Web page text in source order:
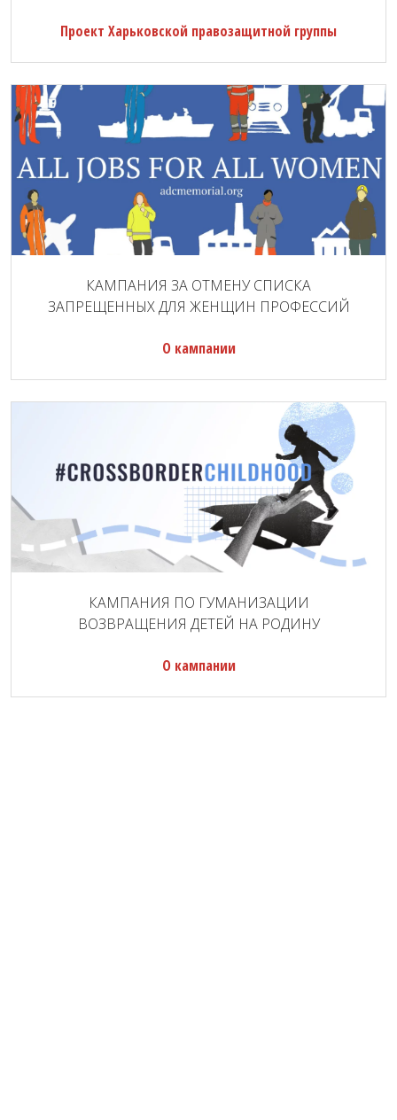
Проект Харьковской правозащитной группы
КАМПАНИЯ ЗА ОТМЕНУ СПИСКА
ЗАПРЕЩЕННЫХ ДЛЯ ЖЕНЩИН ПРОФЕССИЙ
О кампании
КАМПАНИЯ ПО ГУМАНИЗАЦИИ
ВОЗВРАЩЕНИЯ ДЕТЕЙ НА РОДИНУ
О кампании